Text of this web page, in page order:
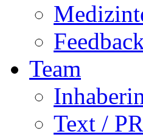
Team
Text / PR